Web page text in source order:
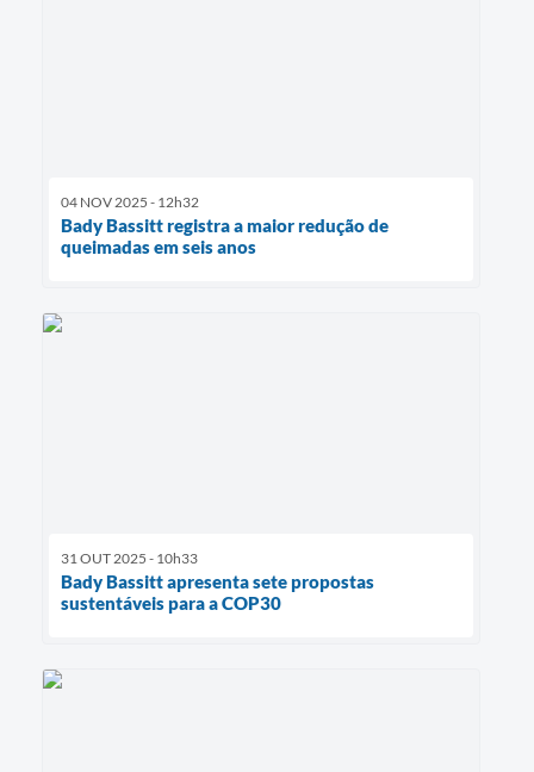
04 NOV 2025 - 12h32
Bady Bassitt registra a maior redução de
queimadas em seis anos
31 OUT 2025 - 10h33
Bady Bassitt apresenta sete propostas
sustentáveis para a COP30